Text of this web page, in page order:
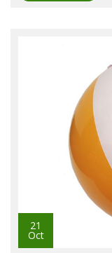
21
Oct